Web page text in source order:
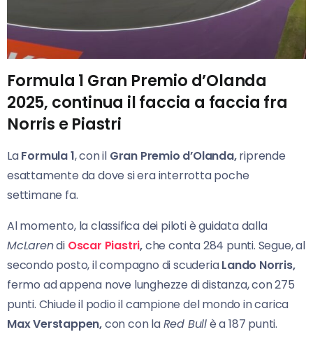
Formula 1 Gran Premio d’Olanda
2025, continua il faccia a faccia fra
Norris e Piastri
LaFormula 1, con il Gran Premio d’Olanda,riprende
esattamente da dove si era interrotta poche
settimane fa.
Al momento, la classifica dei piloti è guidata dalla
McLarendi Oscar Piastri,che conta 284 punti. Segue, al
secondo posto, il compagno di scuderiaLando Norris,
fermo ad appena nove lunghezze di distanza, con 275
punti. Chiude il podio il campione del mondo in carica
Max Verstappen,con con laRed Bullè a 187 punti.